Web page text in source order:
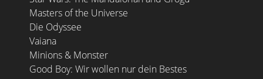
Masters of the Universe
Die Odyssee
Vaiana
Minions & Monster
Good Boy: Wir wollen nur dein Bestes